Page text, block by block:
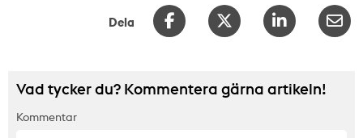
Dela
Vad tycker du? Kommentera gärna artikeln!
Kommentar